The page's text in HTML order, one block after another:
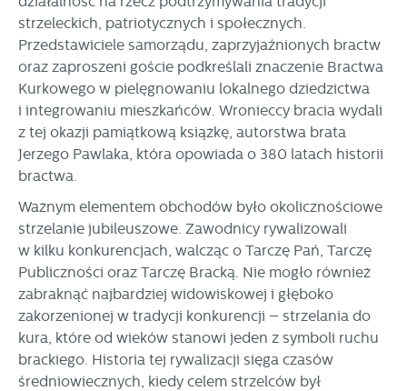
strzeleckich, patriotycznych i społecznych.
Przedstawiciele samorządu, zaprzyjaźnionych bractw
oraz zaproszeni goście podkreślali znaczenie Bractwa
Kurkowego w pielęgnowaniu lokalnego dziedzictwa
i integrowaniu mieszkańców. Wronieccy bracia wydali
z tej okazji pamiątkową książkę, autorstwa brata
Jerzego Pawlaka, która opowiada o 380 latach historii
bractwa.
Ważnym elementem obchodów było okolicznościowe
strzelanie jubileuszowe. Zawodnicy rywalizowali
w kilku konkurencjach, walcząc o Tarczę Pań, Tarczę
Publiczności oraz Tarczę Bracką. Nie mogło również
zabraknąć najbardziej widowiskowej i głęboko
zakorzenionej w tradycji konkurencji – strzelania do
kura, które od wieków stanowi jeden z symboli ruchu
brackiego. Historia tej rywalizacji sięga czasów
średniowiecznych, kiedy celem strzelców był